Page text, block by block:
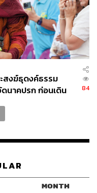
งฆ์ธุดงค์ธรรม
นาคปรก ก่อนเดิน
84
MONTH